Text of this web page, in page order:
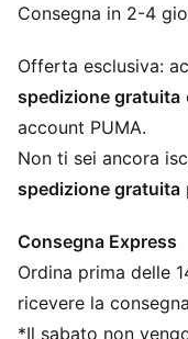
DETTAGLI
Jersey semplice
Lunghezza regolare
Girocollo
Loghi PUMA
Consegna in 2-4
Offerta esclusiva:
spedizione gratuita
account PUMA.
Non ti sei ancora
spedizione gratuita
Consegna Express
Ordina prima delle
ricevere la
*Il sabato non